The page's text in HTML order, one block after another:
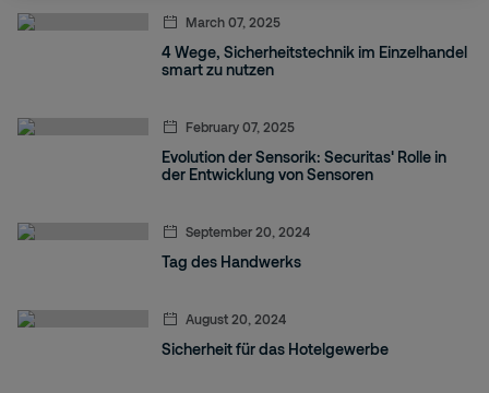
March 07, 2025
4 Wege, Sicherheitstechnik im Einzelhandel
smart zu nutzen
February 07, 2025
Evolution der Sensorik: Securitas' Rolle in
der Entwicklung von Sensoren
September 20, 2024
Tag des Handwerks
August 20, 2024
Sicherheit für das Hotelgewerbe